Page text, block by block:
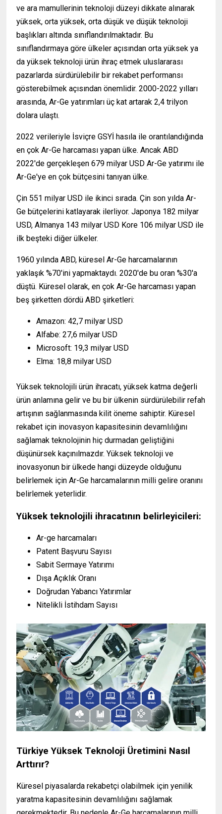
ve ara mamullerinin teknoloji düzeyi dikkate alınarak
yüksek, orta yüksek, orta düşük ve düşük teknoloji
başlıkları altında sınıflandırılmaktadır. Bu
sınıflandırmaya göre ülkeler açısından orta yüksek ya
da yüksek teknoloji ürün ihraç etmek uluslararası
pazarlarda sürdürülebilir bir rekabet performansı
gösterebilmek açısından önemlidir. 2000-2022 yılları
arasında, Ar-Ge yatırımları üç kat artarak 2,4 trilyon
dolara ulaştı.
2022 verileriyle İsviçre GSYİ hasıla ile orantılandığında
en çok Ar-Ge harcaması yapan ülke. Ancak ABD
2022'de gerçekleşen 679 milyar USD Ar-Ge yatırımı ile
Ar-Ge'ye en çok bütçesini tanıyan ülke.
Çin 551 milyar USD ile ikinci sırada. Çin son yılda Ar-
Ge bütçelerini katlayarak ilerliyor. Japonya 182 milyar
USD, Almanya 143 milyar USD Kore 106 milyar USD ile
ilk beşteki diğer ülkeler.
1960 yılında ABD, küresel Ar-Ge harcamalarının
yaklaşık %70'ini yapmaktaydı. 2020'de bu oran %30'a
düştü. Küresel olarak, en çok Ar-Ge harcaması yapan
beş şirketten dördü ABD şirketleri:
Amazon: 42,7 milyar USD
Alfabe: 27,6 milyar USD
Microsoft: 19,3 milyar USD
Elma: 18,8 milyar USD
Yüksek teknolojili ürün ihracatı, yüksek katma değerli
ürün anlamına gelir ve bu bir ülkenin sürdürülebilir refah
artışının sağlanmasında kilit öneme sahiptir. Küresel
rekabet için inovasyon kapasitesinin devamlılığını
sağlamak teknolojinin hiç durmadan geliştiğini
düşünürsek kaçınılmazdır. Yüksek teknoloji ve
inovasyonun bir ülkede hangi düzeyde olduğunu
belirlemek için Ar-Ge harcamalarının milli gelire oranını
belirlemek yeterlidir.
Yüksek teknolojili ihracatının belirleyicileri:
Ar-ge harcamaları
Patent Başvuru Sayısı
Sabit Sermaye Yatırımı
Dışa Açıklık Oranı
Doğrudan Yabancı Yatırımlar
Nitelikli İstihdam Sayısı
Türkiye Yüksek Teknoloji Üretimini Nasıl
Arttırır?
Küresel piyasalarda rekabetçi olabilmek için yenilik
yaratma kapasitesinin devamlılığını sağlamak